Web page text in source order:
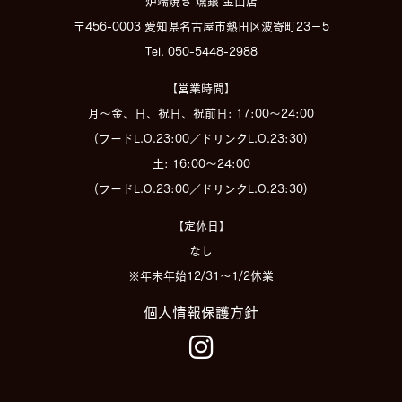
〒456-0003 愛知県名古屋市熱田区波寄町23−5
Tel. 050-5448-2988
【営業時間】
月～金、日、祝日、祝前日: 17:00～24:00
(フードL.O.23:00／ドリンクL.O.23:30)
土: 16:00～24:00
(フードL.O.23:00／ドリンクL.O.23:30)
【定休日】
なし
※年末年始12/31～1/2休業
個人情報保護方針